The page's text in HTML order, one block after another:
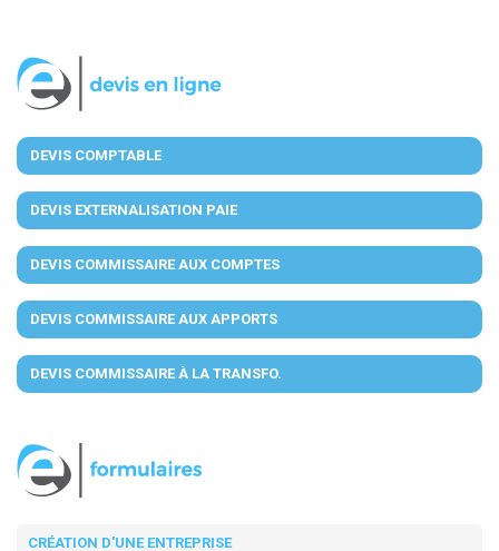
DEVIS COMPTABLE
DEVIS EXTERNALISATION PAIE
DEVIS COMMISSAIRE AUX COMPTES
DEVIS COMMISSAIRE AUX APPORTS
DEVIS COMMISSAIRE À LA TRANSFO.
CRÉATION D'UNE ENTREPRISE